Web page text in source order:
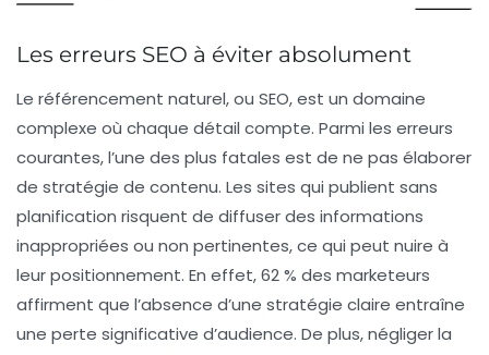
Les erreurs SEO à éviter absolument
Le référencement naturel, ou SEO, est un domaine
complexe où chaque détail compte. Parmi les erreurs
courantes, l’une des plus fatales est de ne pas élaborer
de stratégie de contenu. Les sites qui publient sans
planification risquent de diffuser des informations
inappropriées ou non pertinentes, ce qui peut nuire à
leur positionnement. En effet,62 % des marketeurs
affirment que l’absence d’une stratégie claire entraîne
une perte significative d’audience. De plus,négliger la